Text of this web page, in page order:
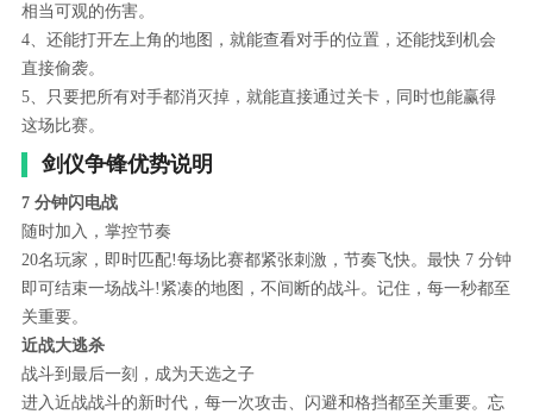
相当可观的伤害。
4、还能打开左上角的地图，就能查看对手的位置，还能找到机会
直接偷袭。
5、只要把所有对手都消灭掉，就能直接通过关卡，同时也能赢得
这场比赛。
剑仪争锋优势说明
7 分钟闪电战
随时加入，掌控节奏
20名玩家，即时匹配!每场比赛都紧张刺激，节奏飞快。最快 7 分钟
即可结束一场战斗!紧凑的地图，不间断的战斗。记住，每一秒都至
关重要。
近战大逃杀
战斗到最后一刻，成为天选之子
进入近战战斗的新时代，每一次攻击、闪避和格挡都至关重要。忘